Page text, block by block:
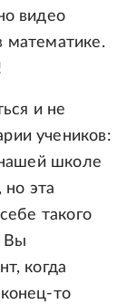
видео
математике.
и не
учеников:
школе
но эта
такого
Вы
когда
то